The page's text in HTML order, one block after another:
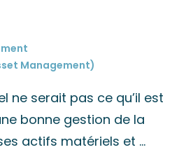
Management)
ne serait pas ce qu’il est
bonne gestion de la
actifs matériels et …